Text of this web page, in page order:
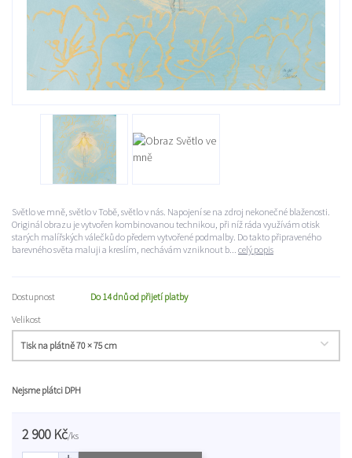
Světlo ve mně, světlo v Tobě, světlo v nás. Napojení se na zdroj nekonečné blaženosti.
Originál obrazu je vytvořen kombinovanou technikou, při níž ráda využívám otisk
starých malířských válečků do předem vytvořené podmalby. Do takto připraveného
barevného světa maluji a kreslím, nechávám vzniknout b... celý popis
Dostupnost
Do 14 dnů od přijetí platby
Velikost
Nejsme plátci DPH
2 900 Kč/ks